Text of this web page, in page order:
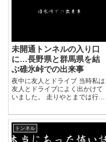
未開通トンネルの入り口
に…長野県と群馬県を結
ぶ碓氷峠での出来事
夜中に友人とドライブ 当時私は
友人とドライブによく出かけて
いました。 走りやとまでは行き
所などをよく巡っており、 お互
いに仕事をしている関係で次の
日が休みの日に合わせて、夜か
ら遠出することが多くあり...
トンネル